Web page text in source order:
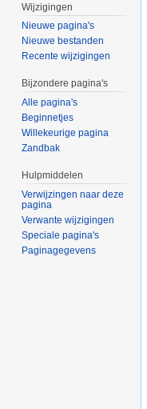
Wijzigingen
Nieuwe pagina's
Nieuwe bestanden
Recente wijzigingen
Bijzondere pagina's
Alle pagina's
Beginnetjes
Willekeurige pagina
Zandbak
Hulpmiddelen
Verwijzingen naar deze
pagina
Verwante wijzigingen
Speciale pagina's
Paginagegevens